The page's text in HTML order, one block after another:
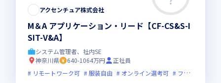
アクセンチュア株式会社
M＆A アプリケーション・リード【CF-CS&S-I
SIT-V&A】
システム管理者、社内SE
神奈川県
640-1064万円
正社員
リモートワーク可
服装自由 オンライン選考可 フレックス制度あり